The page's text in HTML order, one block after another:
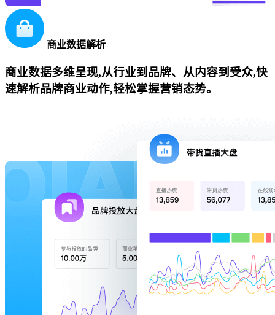
商业数据解析
商业数据多维呈现,从行业到品牌、从内容到受众,快
速解析品牌商业动作,轻松掌握营销态势。